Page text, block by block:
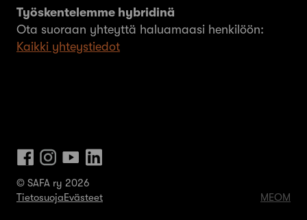
Työskentelemme hybridinä
Ota suoraan yhteyttä haluamaasi henkilöön:
Kaikki yhteystiedot
© SAFA ry 2026
TietosuojaEvästeet MEOM